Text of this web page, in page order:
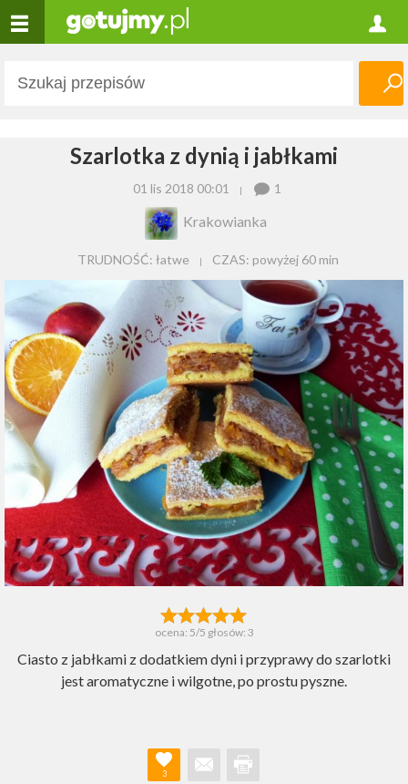
Szarlotka z dynią i jabłkami
01 lis 2018 00:01 1
Krakowianka
TRUDNOŚĆ: łatwe CZAS: powyżej 60 min
ocena: 5/5 głosów: 3
Ciasto z jabłkami z dodatkiem dyni i przyprawy do szarlotki
jest aromatyczne i wilgotne, po prostu pyszne.
3